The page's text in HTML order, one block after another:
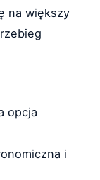
na większy
opcja
i